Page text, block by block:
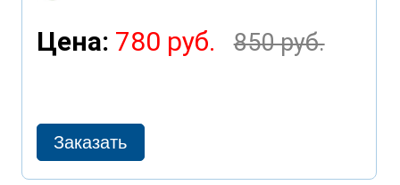
Цена: 780 руб. 850 руб.